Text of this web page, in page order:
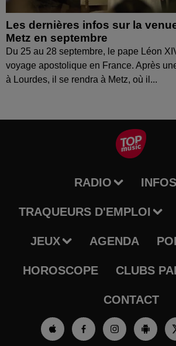
Les dernières infos sur la
Metz en septembre
Du 25 au 28 septembre, le pape Léon
voyage apostolique en France. Après
à Lourdes, il se rendra à Metz, où il...
RADIO INFOS
TRAQUEURS D'EMPLOI
JEUX AGENDA
HOROSCOPE CLUBS
CONTACT